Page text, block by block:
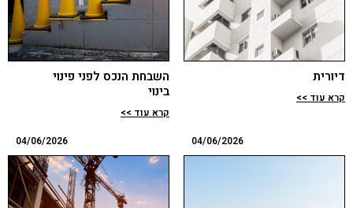
דיורית
קרא עוד >>
השבחת הנכס לפני פינוי
בינוי
קרא עוד >>
04/06/2026
04/06/2026